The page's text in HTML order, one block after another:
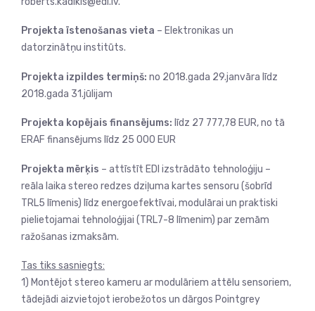
Projekta īstenošanas vieta – Elektronikas un
datorzinātņu institūts.
Projekta izpildes termiņš: no 2018.gada 29.janvāra līdz
2018.gada 31.jūlijam
Projekta kopējais finansējums: līdz 27 777,78 EUR, no tā
ERAF finansējums līdz 25 000 EUR
Projekta mērķis – attīstīt EDI izstrādāto tehnoloģiju –
reāla laika stereo redzes dziļuma kartes sensoru (šobrīd
TRL5 līmenis) līdz energoefektīvai, modulārai un praktiski
pielietojamai tehnoloģijai (TRL7-8 līmenim) par zemām
ražošanas izmaksām.
Tas tiks sasniegts:
1) Montējot stereo kameru ar modulāriem attēlu sensoriem,
tādejādi aizvietojot ierobežotos un dārgos Pointgrey